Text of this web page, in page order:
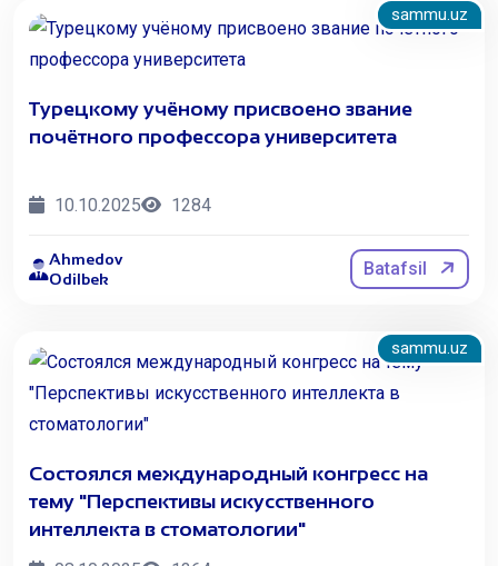
sammu.uz
Турецкому учёному присвоено звание
почётного профессора университета
10.10.2025 1284
Ahmedov
Odilbek
Batafsil
sammu.uz
Состоялся международный конгресс на
тему "Перспективы искусственного
интеллекта в стоматологии"